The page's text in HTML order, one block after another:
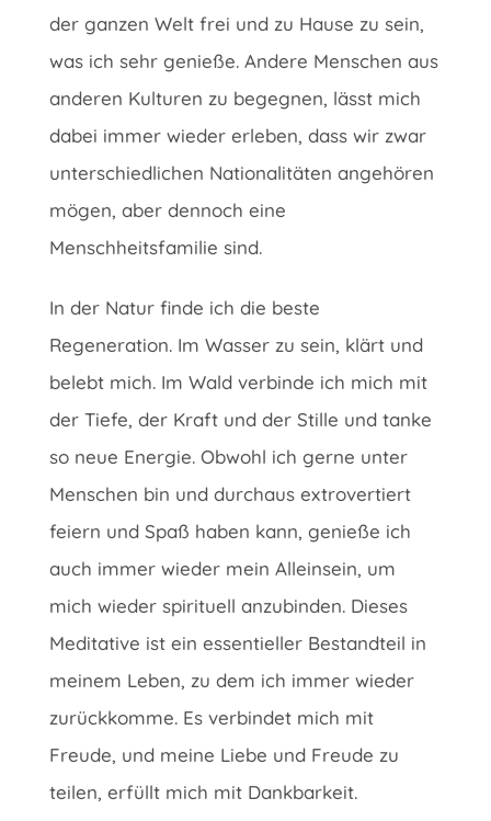
der ganzen Welt frei und zu Hause zu sein,
was ich sehr genieße. Andere Menschen aus
anderen Kulturen zu begegnen, lässt mich
dabei immer wieder erleben, dass wir zwar
unterschiedlichen Nationalitäten angehören
mögen, aber dennoch eine
Menschheitsfamilie sind.
In der Natur finde ich die beste
Regeneration. Im Wasser zu sein, klärt und
belebt mich. Im Wald verbinde ich mich mit
der Tiefe, der Kraft und der Stille und tanke
so neue Energie. Obwohl ich gerne unter
Menschen bin und durchaus extrovertiert
feiern und Spaß haben kann, genieße ich
auch immer wieder mein Alleinsein, um
mich wieder spirituell anzubinden. Dieses
Meditative ist ein essentieller Bestandteil in
meinem Leben, zu dem ich immer wieder
zurückkomme. Es verbindet mich mit
Freude, und meine Liebe und Freude zu
teilen, erfüllt mich mit Dankbarkeit.